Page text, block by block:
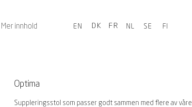
Mer innhold EN DK FR NL SE FI
Optima
Suppleringsstol som passer godt sammen med flere av våre